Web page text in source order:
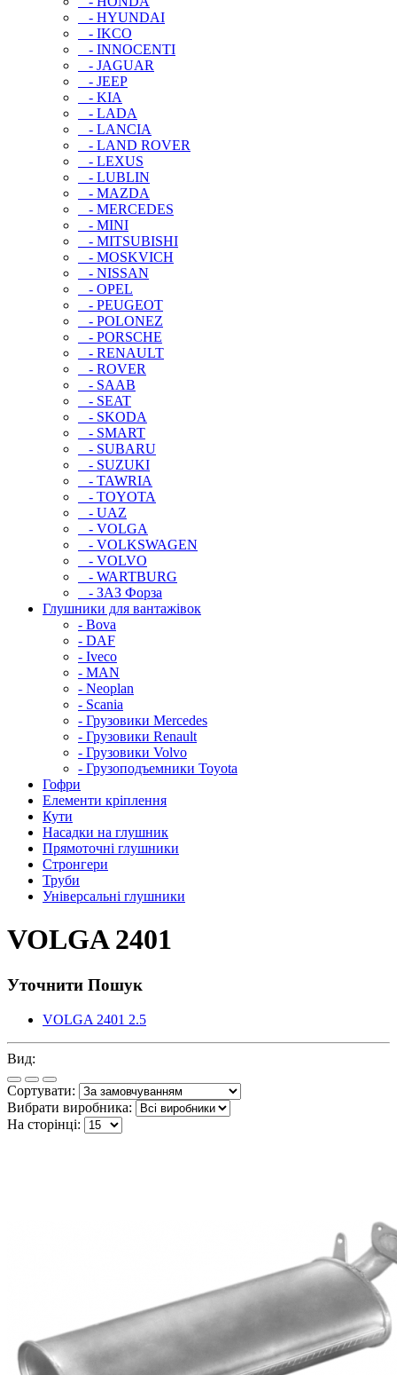
- HYUNDAI
- IKCO
- INNOCENTI
- JAGUAR
- JEEP
- KIA
- LADA
- LANCIA
- LAND ROVER
- LEXUS
- LUBLIN
- MAZDA
- MERCEDES
- MINI
- MITSUBISHI
- MOSKVICH
- NISSAN
- OPEL
- PEUGEOT
- POLONEZ
- PORSCHE
- RENAULT
- ROVER
- SAAB
- SEAT
- SKODA
- SMART
- SUBARU
- SUZUKI
- TAWRIA
- TOYOTA
- UAZ
- VOLGA
- VOLKSWAGEN
- VOLVO
- WARTBURG
- ЗАЗ Форза
Глушники для вантажівок
- Bova
- DAF
- Iveco
- MAN
- Neoplan
- Scania
- Грузовики Mercedes
- Грузовики Renault
- Грузовики Volvo
- Грузоподъемники Toyota
Гофри
Елементи кріплення
Кути
Насадки на глушник
Прямоточні глушники
Стронгери
Труби
Універсальні глушники
VOLGA 2401
Уточнити Пошук
VOLGA 2401 2.5
Вид:
Сортувати:
Вибрати виробника:
На сторінці: